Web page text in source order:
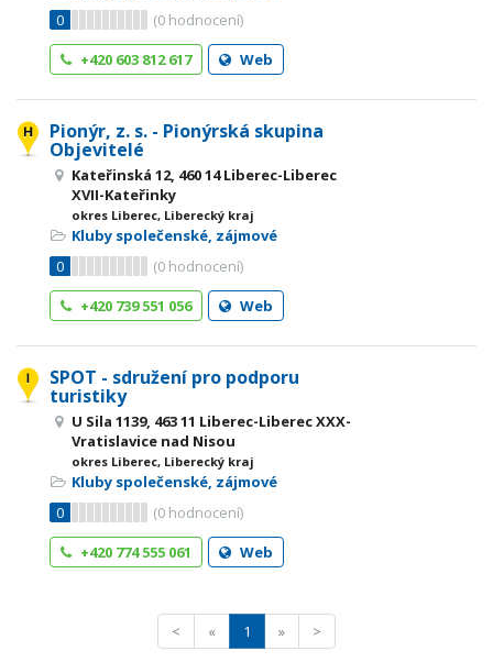
0
(0 hodnocení)
+420 603 812 617
Web
Pionýr, z. s. - Pionýrská skupina
Objevitelé
Kateřinská 12, 460 14 Liberec-Liberec
XVII-Kateřinky
okres Liberec, Liberecký kraj
Kluby společenské, zájmové
0
(0 hodnocení)
+420 739 551 056
Web
SPOT - sdružení pro podporu
turistiky
U Sila 1139, 463 11 Liberec-Liberec XXX-
Vratislavice nad Nisou
okres Liberec, Liberecký kraj
Kluby společenské, zájmové
0
(0 hodnocení)
+420 774 555 061
Web
< « 1 » >